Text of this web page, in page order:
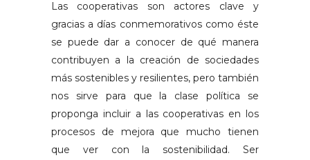
Las cooperativas son actores clave y
gracias a días conmemorativos como éste
se puede dar a conocer de qué manera
contribuyen a la creación de sociedades
más sostenibles y resilientes, pero también
nos sirve para que la clase política se
proponga incluir a las cooperativas en los
procesos de mejora que mucho tienen
que ver con la sostenibilidad. Ser